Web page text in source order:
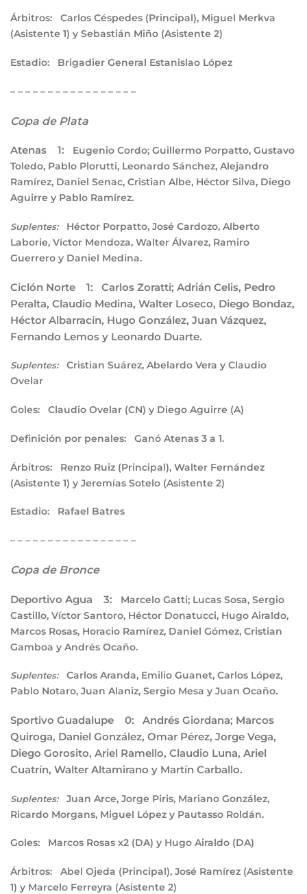
Árbitros: Carlos Céspedes (Principal), Miguel Merkva
(Asistente 1) y Sebastián Miño (Asistente 2)
Estadio: Brigadier General Estanislao López
– – – – – – – – – – – – – – – – –
Copa de Plata
Atenas 1:
Eugenio Cordo; Guillermo Porpatto, Gustavo
Toledo, Pablo Plorutti, Leonardo Sánchez, Alejandro
Ramírez, Daniel Senac, Cristian Albe, Héctor Silva, Diego
Aguirre y Pablo Ramírez.
Suplentes:
Héctor Porpatto, José Cardozo, Alberto
Laborie, Víctor Mendoza, Walter Álvarez, Ramiro
Guerrero y Daniel Medina.
Ciclón Norte 1: Carlos Zoratti; Adrián Celis, Pedro
Peralta, Claudio Medina, Walter Loseco, Diego Bondaz,
Héctor Albarracín, Hugo González, Juan Vázquez,
Fernando Lemos y Leonardo Duarte.
Suplentes:
Cristian Suárez, Abelardo Vera y Claudio
Ovelar
Goles: Claudio Ovelar (CN) y Diego Aguirre (A)
Definición por penales: Ganó Atenas 3 a 1.
Árbitros: Renzo Ruiz (Principal), Walter Fernández
(Asistente 1) y Jeremías Sotelo (Asistente 2)
Estadio: Rafael Batres
– – – – – – – – – – – – – – – – –
Copa de Bronce
Deportivo Agua 3:
Marcelo Gatti; Lucas Sosa, Sergio
Castillo, Víctor Santoro, Héctor Donatucci, Hugo Airaldo,
Marcos Rosas, Horacio Ramírez, Daniel Gómez, Cristian
Gamboa y Andrés Ocaño.
Suplentes:
Carlos Aranda, Emilio Guanet, Carlos López,
Pablo Notaro, Juan Alaniz, Sergio Mesa y Juan Ocaño.
Sportivo Guadalupe 0: Andrés Giordana; Marcos
Quiroga, Daniel González, Omar Pérez, Jorge Vega,
Diego Gorosito, Ariel Ramello, Claudio Luna, Ariel
Cuatrín, Walter Altamirano y Martín Carballo.
Suplentes:
Juan Arce, Jorge Piris, Mariano González,
Ricardo Morgans, Miguel López y Pautasso Roldán.
Goles: Marcos Rosas x2 (DA) y Hugo Airaldo (DA)
Árbitros: Abel Ojeda (Principal), José Ramírez (Asistente
1) y Marcelo Ferreyra (Asistente 2)